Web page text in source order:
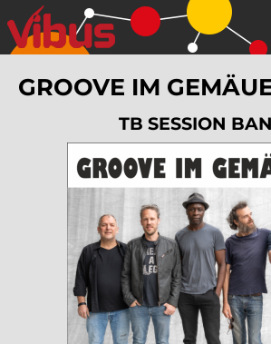
Springe
zum
Hauptinhalt
GROOVE IM
TB SESSION